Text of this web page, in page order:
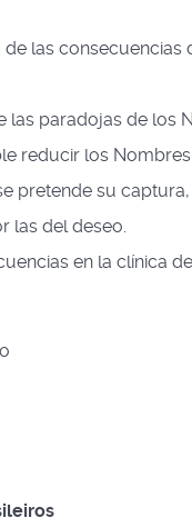
las consecuencias
las paradojas de los
reducir los
pretende su
las del deseo.
en la clínica